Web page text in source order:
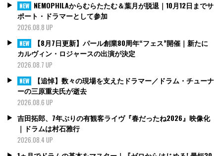
NEW NEMOPHILAからむらたたむ＆葉月が脱退｜10月12日までサ
ポート・ドラマーとして参加
2026.08.8 UP
NEW
【8月7日更新】パール創業80周年“フェス”開催｜新たに
カルヴィン・ロジャースの出演が決定
2026.08.7 UP
NEW
【追悼】数々の現場を支えたドラマー／ドラム・チューナ
ーの三原重夫氏が逝去
2026.08.6 UP
吉田拓郎、7年ぶりの有観客ライヴ『春だったね2026』映像化
｜ドラムは村石雅行
2026.08.4 UP